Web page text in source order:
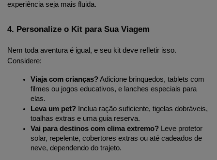
experiência seja mais fluida.
4. Personalize o Kit para Sua Viagem
Nem toda aventura é igual, e seu kit deve refletir isso.
Considere:
Viaja com crianças? Adicione brinquedos, tablets com
filmes ou jogos educativos, e lanches especiais para
elas.
Leva um pet? Inclua ração suficiente, tigelas dobráveis,
toalhas extras e uma guia reserva.
Vai para destinos com clima extremo? Leve protetor
solar, repelente, cobertores extras ou até cadeados de
neve, dependendo do trajeto.